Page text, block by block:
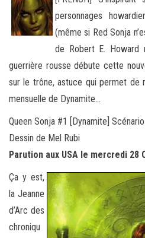
personnages
(même si Red Sonja
de Robert E. Howard
guerrière rousse débute cette
sur le trône, astuce qui permet de
mensuelle de Dynamite…
Queen Sonja #1 [Dynamite]
Dessin de Mel Rubi
Parution aux USA le mercredi 28
Ça y est,
la Jeanne
d’Arc des
chroniqu